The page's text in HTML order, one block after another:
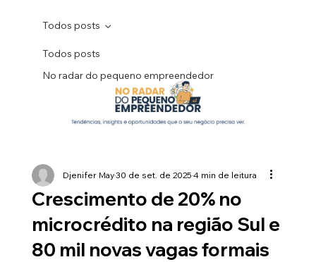
Todos posts
No radar do pequeno empreendedor
Todos posts
Crescimento de 20% no
microcrédito na região Sul e
80 mil novas vagas formais
Djenifer May30 de set. de 20254 min de leitura